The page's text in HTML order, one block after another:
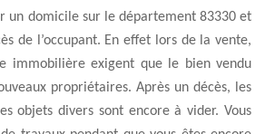
un domicile sur le département 83330 et
de l’occupant. En effet lors de la vente,
immobilière exigent que le bien vendu
propriétaires. Après un décès, les
objets divers sont encore à vider. Vous